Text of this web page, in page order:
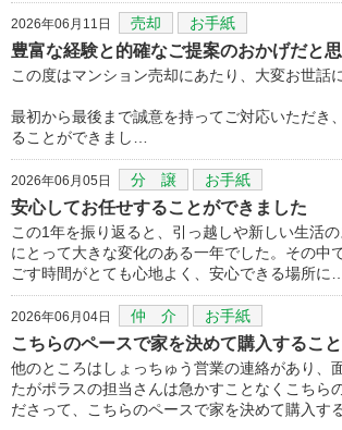
2026年06月11日 売却 お手紙
豊富な経験と的確なご提案のおかげだと
この度はマンション売却にあたり、大変お世話
最初から最後まで誠意を持ってご対応いただき
ることができまし…
2026年06月05日 分 譲 お手紙
安心してお任せすることができました
この1年を振り返ると、引っ越しや新しい生活
にとって大きな変化のある一年でした。その中
ごす時間がとても心地よく、安心できる場所に…
2026年06月04日 仲 介 お手紙
こちらのペースで家を決めて購入するこ
他のところはしょっちゅう営業の連絡があり、
たがポラスの担当さんは急かすことなくこちら
ださって、こちらのペースで家を決めて購入す